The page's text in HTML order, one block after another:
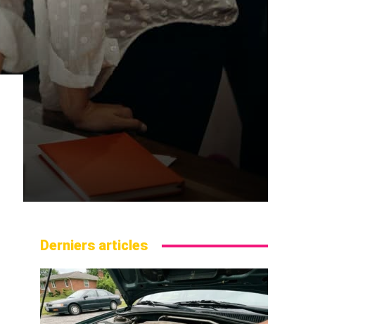
Derniers articles